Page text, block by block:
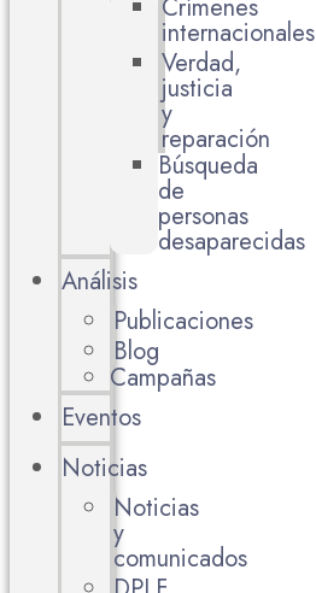
Crímenes
internacionales
Verdad,
justicia
y
reparación
Búsqueda
de
personas
desaparecidas
Análisis
Publicaciones
Blog
Campañas
Eventos
Noticias
Noticias
y
comunicados